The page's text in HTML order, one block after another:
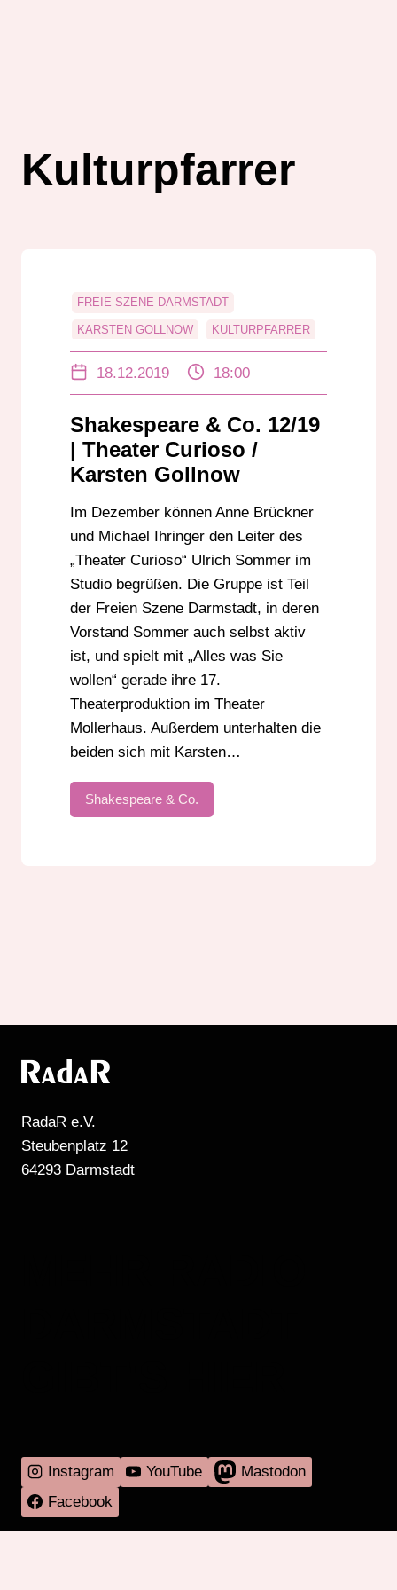
Kulturpfarrer
FREIE SZENE DARMSTADT
KARSTEN GOLLNOW KULTURPFARRER
THEATER MOLLER HAUS
18.12.2019 18:00
Shakespeare & Co. 12/19
| Theater Curioso /
Karsten Gollnow
Im Dezember können Anne Brückner
und Michael Ihringer den Leiter des
„Theater Curioso“ Ulrich Sommer im
Studio begrüßen. Die Gruppe ist Teil
der Freien Szene Darmstadt, in deren
Vorstand Sommer auch selbst aktiv
ist, und spielt mit „Alles was Sie
wollen“ gerade ihre 17.
Theaterproduktion im Theater
Mollerhaus. Außerdem unterhalten die
beiden sich mit Karsten…
Shakespeare & Co.
RadaR e.V.
Steubenplatz 12
64293 Darmstadt
Instagram YouTube
Mastodon
Facebook